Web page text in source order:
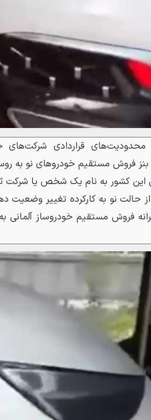
قراردادی شرکت‌های
فروش مستقیم خودروهای نو به
این کشور به نام یک شخص یا شرکت
حالت نو به کارکرده تغییر وضعیت
فروش مستقیم خودروساز آلمانی